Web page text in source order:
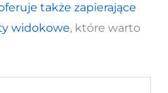
także zapierające
widokowe, które warto